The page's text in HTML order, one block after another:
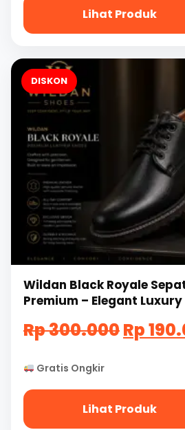
Rp
Lihat Produk
DISKON
Wildan Black Royale
Premium – Elegant
Rp300.000Harga
Rp
Rp
Gratis Ongkir
Lihat Produk